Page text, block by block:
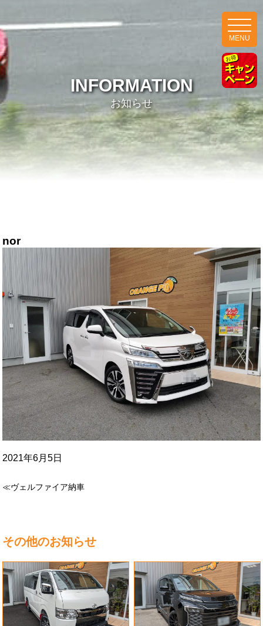
MENU
INFORMATION
お知らせ
nor
2021年6月5日
≪ヴェルファイア納車
その他のお知らせ